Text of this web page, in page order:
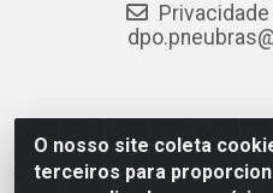
O nosso site coleta
terceiros para
Privacidade
PneuBras - Rodovia
Jaboatão dos Guararapes/
08.678.386/0001-05 -